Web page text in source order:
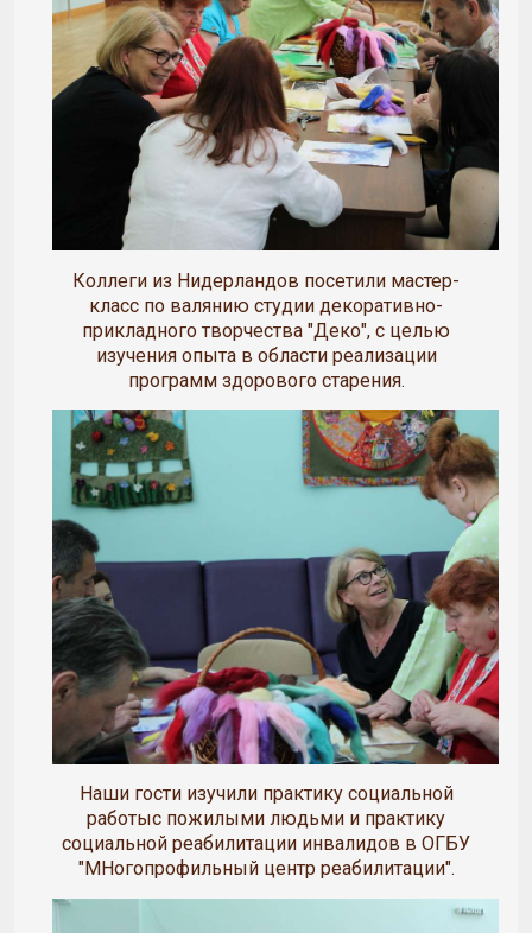
Коллеги из Нидерландов посетили мастер-
класс по валянию студии декоративно-
прикладного творчества "Деко", с целью
изучения опыта в области реализации
программ здорового старения.
Наши гости изучили практику социальной
работыс пожилыми людьми и практику
социальной реабилитации инвалидов в ОГБУ
"МНогопрофильный центр реабилитации".